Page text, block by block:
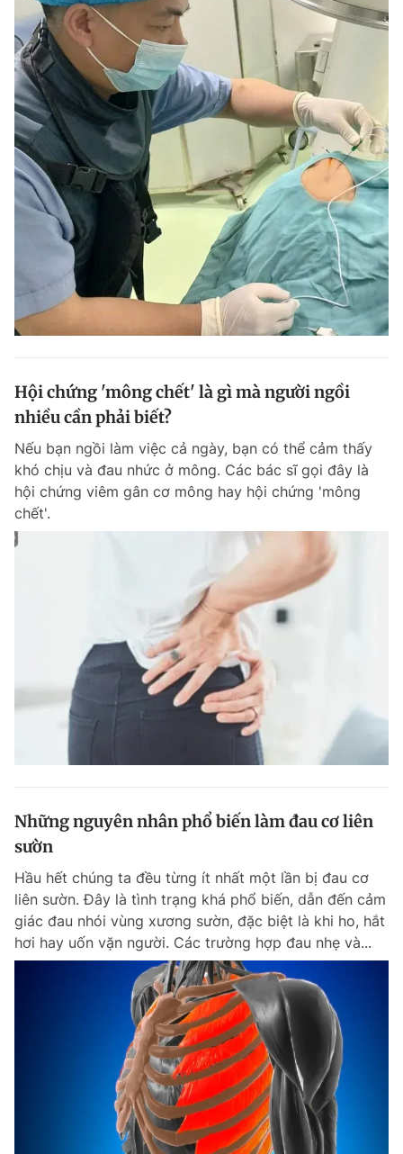
Hội chứng 'mông chết' là gì mà người ngồi
nhiều cần phải biết?
Nếu bạn ngồi làm việc cả ngày, bạn có thể cảm thấy
khó chịu và đau nhức ở mông. Các bác sĩ gọi đây là
hội chứng viêm gân cơ mông hay hội chứng 'mông
chết'.
Những nguyên nhân phổ biến làm đau cơ liên
sườn
Hầu hết chúng ta đều từng ít nhất một lần bị đau cơ
liên sườn. Đây là tình trạng khá phổ biến, dẫn đến cảm
giác đau nhói vùng xương sườn, đặc biệt là khi ho, hắt
hơi hay uốn vặn người. Các trường hợp đau nhẹ và...